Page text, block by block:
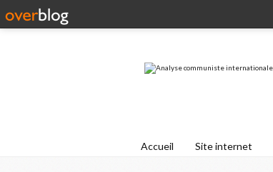
Accueil Site internet